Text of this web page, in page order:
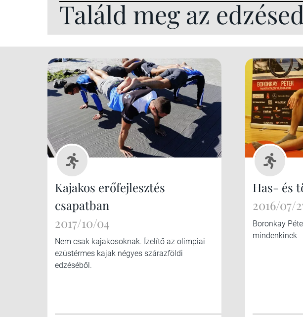
Találd meg az
Kajakos erőfejlesztés
csapatban
2017/10/04
Nem csak kajakosoknak. Ízelítő az olimpiai
ezüstérmes kajak négyes szárazföldi
edzéséből.
Has- és
2016/07/
Boronkay
mindenkinek